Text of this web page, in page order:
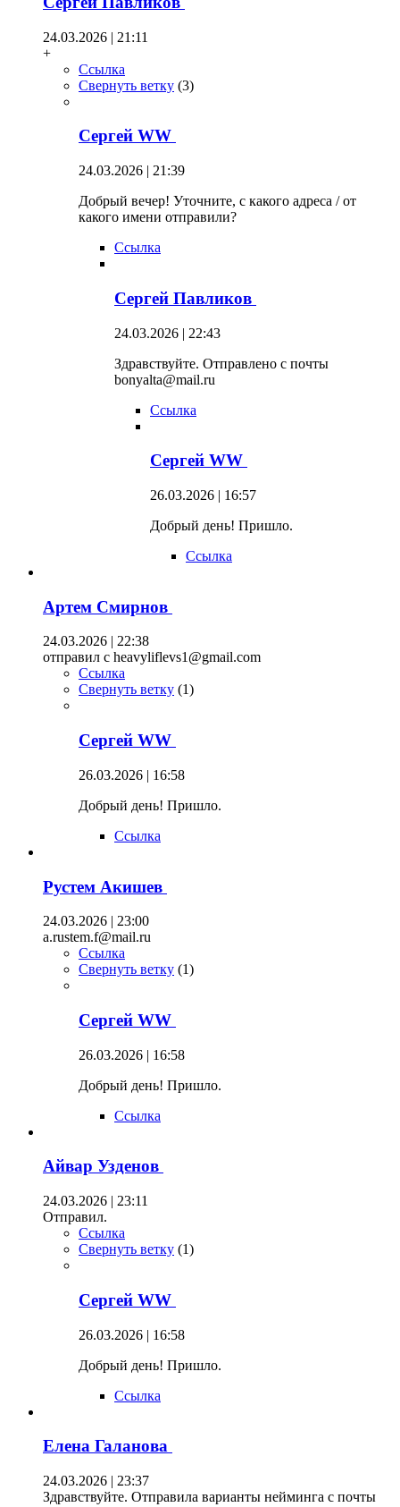
24.03.2026 | 21:11
+
Ссылка
Свернуть ветку (3)
Сергей WW
24.03.2026 | 21:39
Добрый вечер! Уточните, с какого адреса / от
какого имени отправили?
Ссылка
Сергей Павликов
24.03.2026 | 22:43
Здравствуйте. Отправлено с почты
bonyalta@mail.ru
Ссылка
Сергей WW
26.03.2026 | 16:57
Добрый день! Пришло.
Ссылка
Артем Смирнов
24.03.2026 | 22:38
отправил с heavyliflevs1@gmail.com
Ссылка
Свернуть ветку (1)
Сергей WW
26.03.2026 | 16:58
Добрый день! Пришло.
Ссылка
Рустем Акишев
24.03.2026 | 23:00
a.rustem.f@mail.ru
Ссылка
Свернуть ветку (1)
Сергей WW
26.03.2026 | 16:58
Добрый день! Пришло.
Ссылка
Айвар Узденов
24.03.2026 | 23:11
Отправил.
Ссылка
Свернуть ветку (1)
Сергей WW
26.03.2026 | 16:58
Добрый день! Пришло.
Ссылка
Елена Галанова
24.03.2026 | 23:37
Здравствуйте. Отправила варианты нейминга с почты